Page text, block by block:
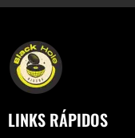
LINKS RÁPIDOS